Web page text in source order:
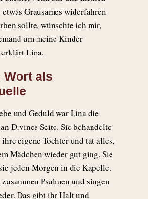
Grausames widerfahren
sollte, wünschte ich mir,
um meine Kinder
Lina.
Wort als
und Geduld war Lina die
Divines Seite. Sie behandelte
eigene Tochter und tat alles,
Mädchen wieder gut ging. Sie
jeden Morgen in die Kapelle.
Psalmen und singen
Das gibt ihr Halt und